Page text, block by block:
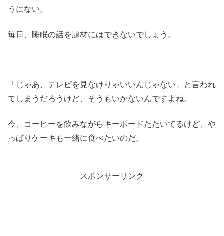
うにない。
毎日、睡眠の話を題材にはできないでしょう。
「じゃあ、テレビを見なけりゃいいんじゃない」と言われ
てしまうだろうけど、そうもいかないんですよね。
今、コーヒーを飲みながらキーボードたたいてるけど、や
っぱりケーキも一緒に食べたいのだ。
スポンサーリンク